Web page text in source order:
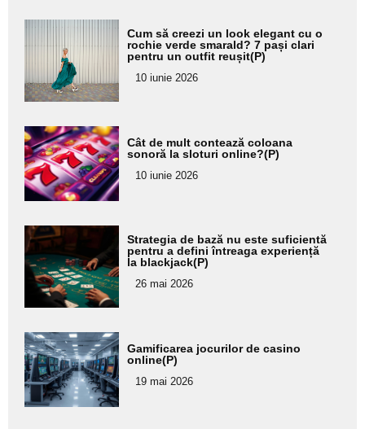
Adaugă
aici textul
pentru
subtitlu
Cum să creezi un look elegant cu o
rochie verde smarald? 7 pași clari
pentru un outfit reușit(P)
10 iunie 2026
Adaugă
aici textul
pentru
subtitlu
Cât de mult contează coloana
sonoră la sloturi online?(P)
10 iunie 2026
Adaugă
aici textul
pentru
subtitlu
Strategia de bază nu este suficientă
pentru a defini întreaga experiență
la blackjack(P)
26 mai 2026
Adaugă
aici textul
pentru
subtitlu
Gamificarea jocurilor de casino
online(P)
19 mai 2026